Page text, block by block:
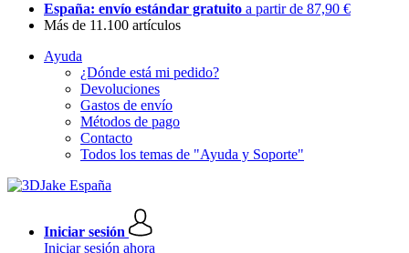
España: envío estándar gratuito a partir de 87,90 €
Más de 11.100 artículos
Ayuda
¿Dónde está mi pedido?
Devoluciones
Gastos de envío
Métodos de pago
Contacto
Todos los temas de "Ayuda y Soporte"
Iniciar sesión
Iniciar sesión ahora